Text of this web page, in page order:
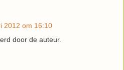
2012 om 16:10
door de auteur.